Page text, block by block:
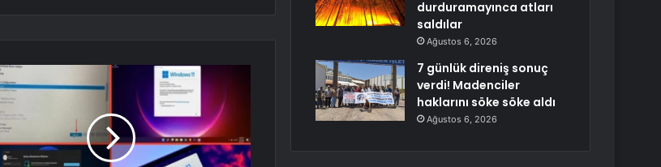
durduramayınca atları
saldılar
Ağustos 6, 2026
7 günlük direniş sonuç
verdi! Madenciler
haklarını söke söke aldı
Ağustos 6, 2026